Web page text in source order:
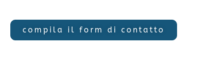
compila il form di contatto